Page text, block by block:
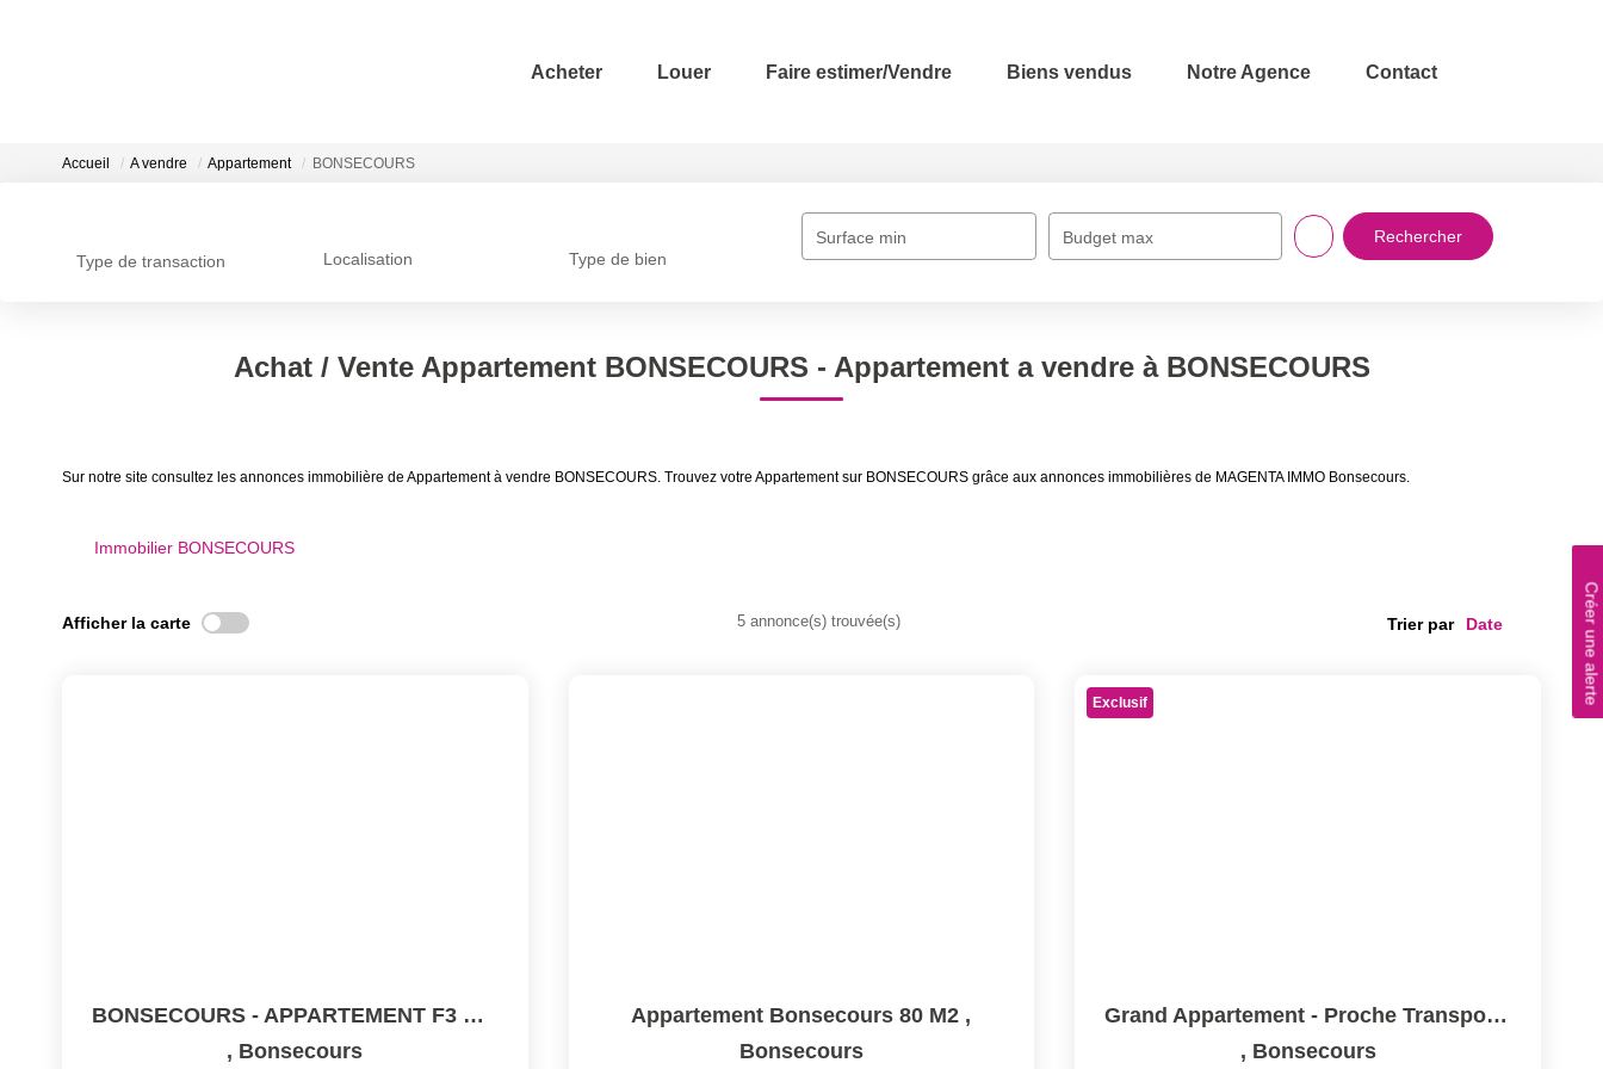
Acheter Louer Faire estimer/Vendre Biens vendus Notre Agence Contact
Accueil A vendre Appartement BONSECOURS
Type de transaction Localisation Type de bien
Surface min Budget max
Achat / Vente Appartement BONSECOURS - Appartement a vendre à BONSECOURS
Sur notre site consultez les annonces immobilière de Appartement à vendre BONSECOURS. Trouvez votre Appartement sur BONSECOURS grâce aux annonces immobilières de MAGENTA IMMO Bonsecours.
Immobilier BONSECOURS
Créer une alerte
Afficher la carte 5 annonce(s) trouvée(s) Trier par
BONSECOURS - APPARTEMENT F3 Environ 67 M²
, Bonsecours
Appartement Bonsecours 80 M2 ,
Bonsecours
Exclusif
Grand Appartement - Proche Transports
, Bonsecours